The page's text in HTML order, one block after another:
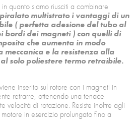
quanto siamo riusciti a combinare
multistrato i vantaggi di un
( perfetta adesione del tubo al
bordi dei magneti ) con quelli di
che aumenta in modo
meccanica e la resistenza alla
solo poliestere termo retraibile.
inserito sul rotore con i magneti in
retrarre, ottenendo una tenace
velocità di rotazione. Resiste inoltre agli
in esercizio prolungato fino a